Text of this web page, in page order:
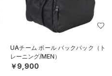
UAチーム ボール バックパック（ト
レーニング/MEN）
￥9,900